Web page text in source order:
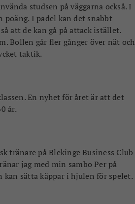
studsen på väggarna också. I
poäng. I padel kan det snabbt
att de kan gå på attack istället.
Bollen går fler gånger över nät och
taktik.
En nyhet för året är att det
år.
tränare på Blekinge Business Club
jag med min sambo Per på
kan sätta käppar i hjulen för spelet.